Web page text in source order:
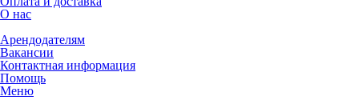
О нас
Арендодателям
Вакансии
Контактная информация
Помощь
Меню